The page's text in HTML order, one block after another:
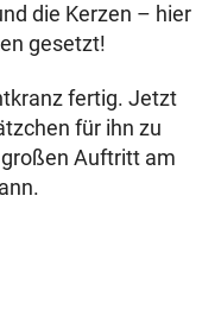
die Kerzen – hier
gesetzt!
fertig. Jetzt
für ihn zu
Auftritt am